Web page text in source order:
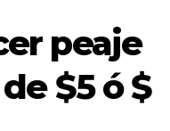
peaje
$5 ó $